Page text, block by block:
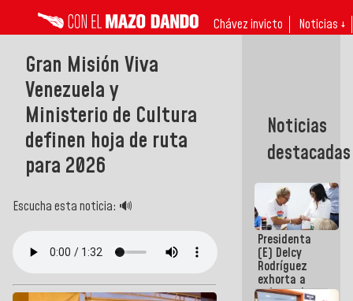
Chávez invicto Noticias ↓
Gran Misión Viva
Venezuela y
Ministerio de Cultura
definen hoja de ruta
para 2026
Escucha esta noticia: 🔊
Noticias
destacadas
Presidenta
(E) Delcy
Rodríguez
exhorta a
gobernadores